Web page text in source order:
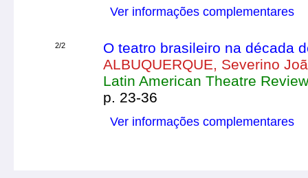
Ver informações complementares
2/2
O teatro brasileiro na década
ALBUQUERQUE, Severino
Latin American Theatre
p. 23-36
Ver informações complementares